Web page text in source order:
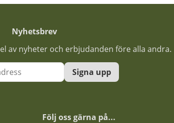
Nyhetsbrev
av nyheter och erbjudanden före alla andra.
Signa upp
Följ oss gärna på...